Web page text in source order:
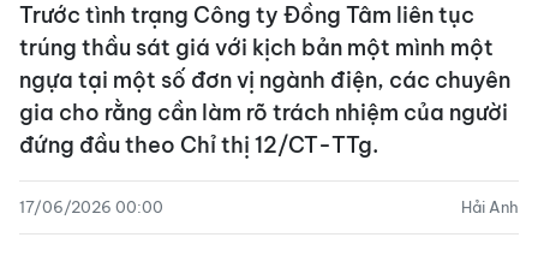
Trước tình trạng Công ty Đồng Tâm liên tục
trúng thầu sát giá với kịch bản một mình một
ngựa tại một số đơn vị ngành điện, các chuyên
gia cho rằng cần làm rõ trách nhiệm của người
đứng đầu theo Chỉ thị 12/CT-TTg.
17/06/2026 00:00 Hải Anh